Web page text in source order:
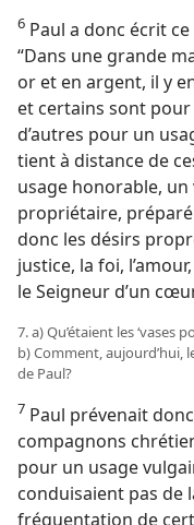
6 Paul a donc écrit
“Dans une grande
or et en argent, il y
et certains sont
d’autres pour un
tient à distance de
usage honorable,
propriétaire,
donc les désirs
justice, la foi,
le Seigneur d’un
7. a) Qu’étaient les ‘vases
b) Comment, aujourd’hui,
de Paul?
7 Paul prévenait
compagnons
pour un usage
conduisaient pas de
fréquentation de